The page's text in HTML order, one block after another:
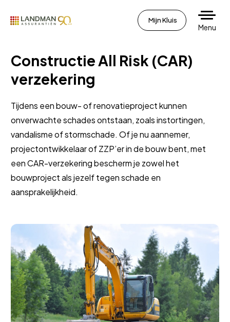
Mijn Kluis
Menu
Constructie All Risk (CAR)
verzekering
Tijdens een bouw- of renovatieproject kunnen
onverwachte schades ontstaan, zoals instortingen,
vandalisme of stormschade. Of je nu aannemer,
projectontwikkelaar of ZZP’er in de bouw bent, met
een CAR-verzekering bescherm je zowel het
bouwproject als jezelf tegen schade en
aansprakelijkheid.